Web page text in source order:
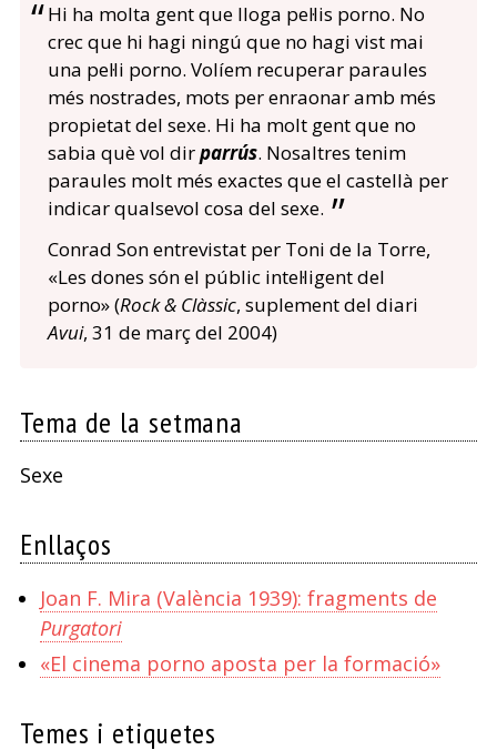
Hi ha molta gent que lloga pel·lis porno. No
crec que hi hagi ningú que no hagi vist mai
una pel·li porno. Volíem recuperar paraules
més nostrades, mots per enraonar amb més
propietat del sexe. Hi ha molt gent que no
sabia què vol dirparrús. Nosaltres tenim
paraules molt més exactes que el castellà per
indicar qualsevol cosa del sexe.
Conrad Son entrevistat per Toni de la Torre,
«Les dones són el públic intel·ligent del
porno» (Rock & Clàssic, suplement del diari
Avui, 31 de març del 2004)
Tema de la setmana
Sexe
Enllaços
Joan F. Mira (València 1939): fragments de
Purgatori
«El cinema porno aposta per la formació»
Temes i etiquetes